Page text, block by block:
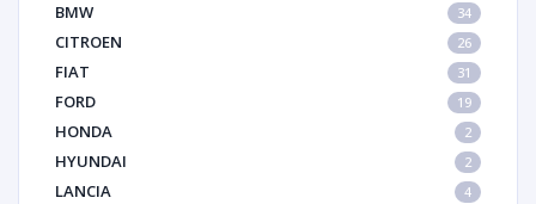
BMW 34
CITROEN 26
FIAT 31
FORD 19
HONDA 2
HYUNDAI 2
LANCIA 4